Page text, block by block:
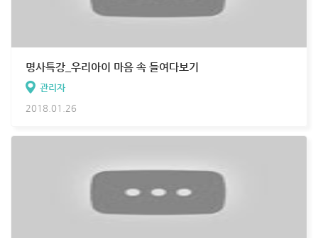
명사특강_우리아이 마음 속 들여다보기
관리자
2018.01.26